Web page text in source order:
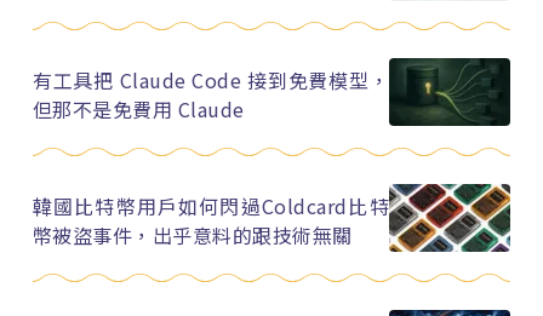
有工具把 Claude Code 接到免費模型，
但那不是免費用 Claude
韓國比特幣用戶如何閃過Coldcard比特
幣被盜事件，出乎意料的跟技術無關